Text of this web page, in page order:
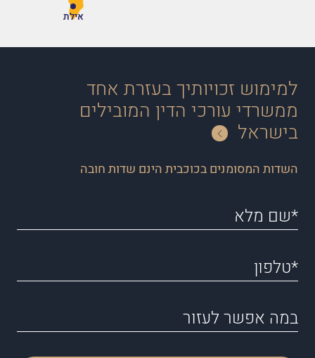
אילת
למימוש זכויותיך בעזרת אחד
ממשרדי עורכי הדין המובילים
בישראל
השדות המסומנים בכוכבית הינם שדות חובה